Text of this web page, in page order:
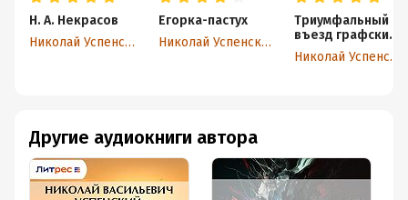
Н. А. Некрасов
Николай Успенский
Егорка-пастух
Николай Успенский
Триумфальный
въезд графских
лошадей в мое
село
Николай Успенский
Другие аудиокниги автора